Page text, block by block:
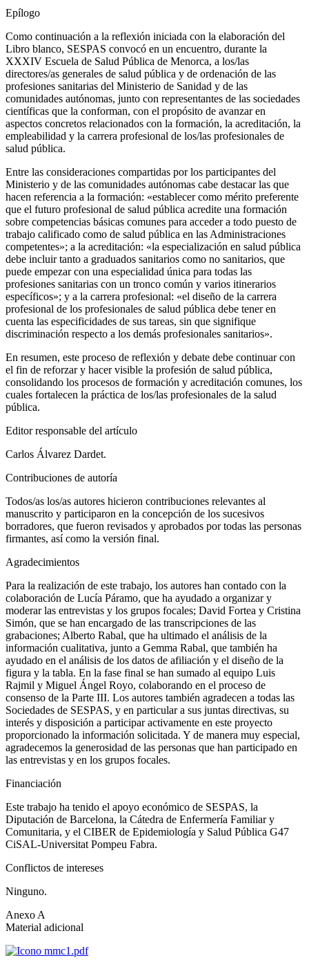
Epílogo
Como continuación a la reflexión iniciada con la elaboración del
Libro blanco, SESPAS convocó en un encuentro, durante la
XXXIV Escuela de Salud Pública de Menorca, a los/las
directores/as generales de salud pública y de ordenación de las
profesiones sanitarias del Ministerio de Sanidad y de las
comunidades autónomas, junto con representantes de las sociedades
científicas que la conforman, con el propósito de avanzar en
aspectos concretos relacionados con la formación, la acreditación, la
empleabilidad y la carrera profesional de los/las profesionales de
salud pública.
Entre las consideraciones compartidas por los participantes del
Ministerio y de las comunidades autónomas cabe destacar las que
hacen referencia a la formación: «establecer como mérito preferente
que el futuro profesional de salud pública acredite una formación
sobre competencias básicas comunes para acceder a todo puesto de
trabajo calificado como de salud pública en las Administraciones
competentes»; a la acreditación: «la especialización en salud pública
debe incluir tanto a graduados sanitarios como no sanitarios, que
puede empezar con una especialidad única para todas las
profesiones sanitarias con un tronco común y varios itinerarios
específicos»; y a la carrera profesional: «el diseño de la carrera
profesional de los profesionales de salud pública debe tener en
cuenta las especificidades de sus tareas, sin que signifique
discriminación respecto a los demás profesionales sanitarios».
En resumen, este proceso de reflexión y debate debe continuar con
el fin de reforzar y hacer visible la profesión de salud pública,
consolidando los procesos de formación y acreditación comunes, los
cuales fortalecen la práctica de los/las profesionales de la salud
pública.
Editor responsable del artículo
Carlos Álvarez Dardet.
Contribuciones de autoría
Todos/as los/as autores hicieron contribuciones relevantes al
manuscrito y participaron en la concepción de los sucesivos
borradores, que fueron revisados y aprobados por todas las personas
firmantes, así como la versión final.
Agradecimientos
Para la realización de este trabajo, los autores han contado con la
colaboración de Lucía Páramo, que ha ayudado a organizar y
moderar las entrevistas y los grupos focales; David Fortea y Cristina
Simón, que se han encargado de las transcripciones de las
grabaciones; Alberto Rabal, que ha ultimado el análisis de la
información cualitativa, junto a Gemma Rabal, que también ha
ayudado en el análisis de los datos de afiliación y el diseño de la
figura y la tabla. En la fase final se han sumado al equipo Luis
Rajmil y Miguel Ángel Royo, colaborando en el proceso de
consenso de la Parte III. Los autores también agradecen a todas las
Sociedades de SESPAS, y en particular a sus juntas directivas, su
interés y disposición a participar activamente en este proyecto
proporcionado la información solicitada. Y de manera muy especial,
agradecemos la generosidad de las personas que han participado en
las entrevistas y en los grupos focales.
Financiación
Este trabajo ha tenido el apoyo económico de SESPAS, la
Diputación de Barcelona, la Cátedra de Enfermería Familiar y
Comunitaria, y el CIBER de Epidemiología y Salud Pública G47
CiSAL-Universitat Pompeu Fabra.
Conflictos de intereses
Ninguno.
Anexo A
Material adicional